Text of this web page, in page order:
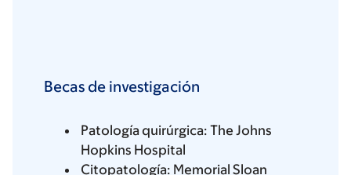
Becas de investigación
Patología quirúrgica: The Johns
Hopkins Hospital
Citopatología: Memorial Sloan